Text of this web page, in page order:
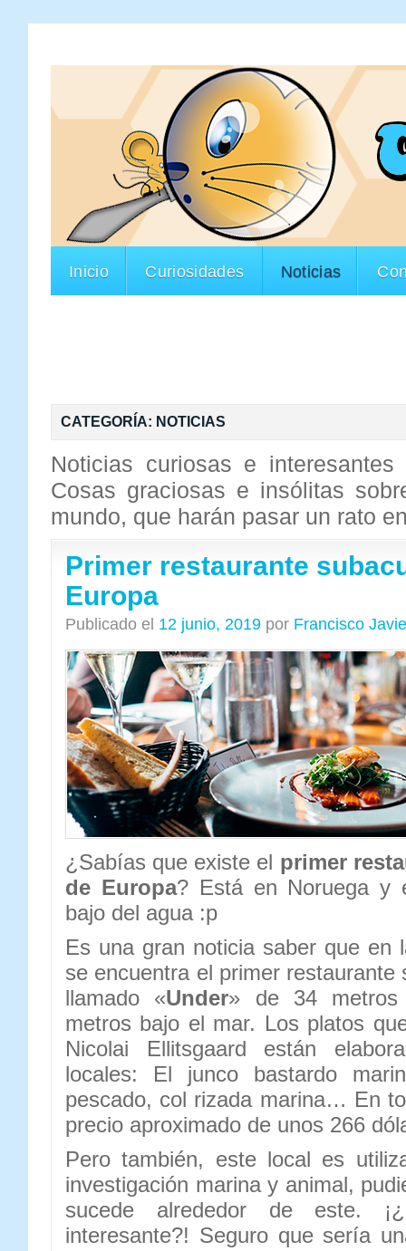
Inicio Curiosidades Noticias
CATEGORÍA: NOTICIAS
Noticias curiosas e
Cosas graciosas e insólitas
mundo, que harán pasar un rato
Primer restaurante
Europa
Publicado el 12 junio, 2019 por Francisco
¿Sabías que existe el primer
de Europa? Está en Noruega y
bajo del agua :p
Es una gran noticia saber que
se encuentra el primer restaurante
llamado «Under» de 34 metros
metros bajo el mar. Los platos
Nicolai Ellitsgaard están
locales: El junco bastardo
pescado, col rizada marina… En
precio aproximado de unos 266
Pero también, este local es
investigación marina y animal,
sucede alrededor de este.
interesante?! Seguro que sería